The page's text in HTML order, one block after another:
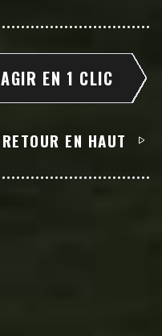
AGIR EN 1 CLIC
RETOUR EN HAUT